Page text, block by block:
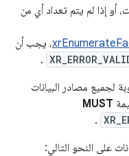
أو إذا لم يتم تعداد أي من
، يجب أن
.
لجميع مصادر البيانات
MUST
.
على النحو التالي: